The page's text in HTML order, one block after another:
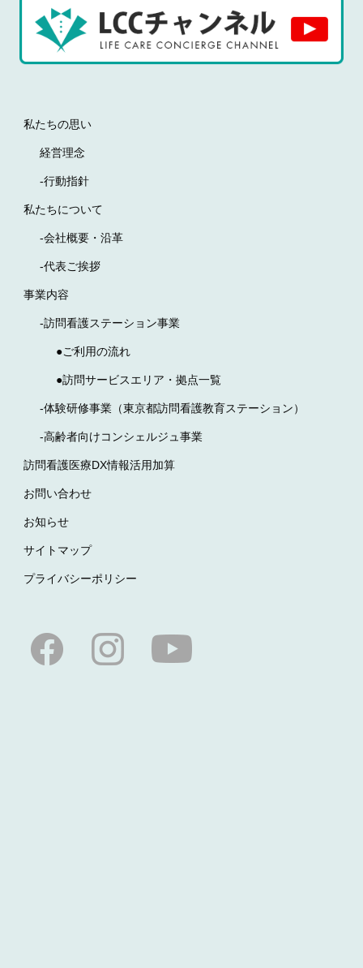
私たちの思い
経営理念
-行動指針
私たちについて
-会社概要・沿革
-代表ご挨拶
事業内容
-訪問看護ステーション事業
●ご利用の流れ
●訪問サービスエリア・拠点一覧
-体験研修事業（東京都訪問看護教育ステーション）
-高齢者向けコンシェルジュ事業
訪問看護医療DX情報活用加算
お問い合わせ
お知らせ
サイトマップ
プライバシーポリシー